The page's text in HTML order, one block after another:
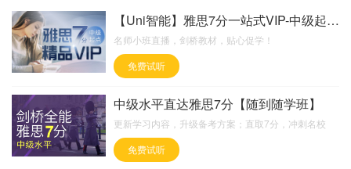
【Uni智能】雅思7分一站式VIP-中级起点【签
名师小班直播，剑桥教材，贴心促学！
免费试听
中级水平直达雅思7分【随到随学班】
更新学习内容，升级备考方案；直取7分，冲刺名校
免费试听